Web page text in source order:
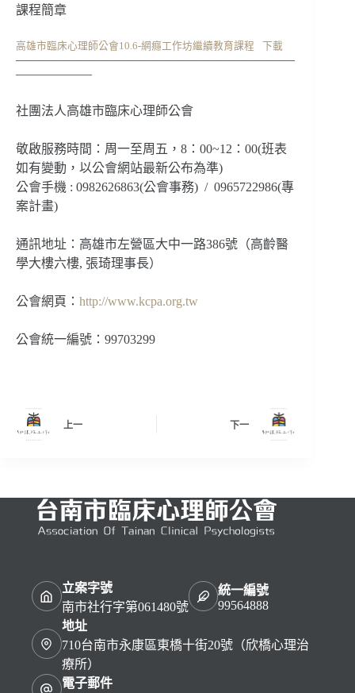
課程簡章
高雄市臨床心理師公會10.6-網癮工作坊繼續教育課程 下載
——————————————————————
——————
社團法人高雄市臨床心理師公會
敬啟服務時間：周一至周五，8：00~12：00(班表
如有變動，以公會網站最新公布為準)
公會手機 : 0982626863(公會事務) / 0965722986(專
案計畫)
通訊地址：高雄市左營區大中一路386號（高齡醫
學大樓六樓, 張琦理事長）
公會網頁： http://www.kcpa.org.tw
公會統一編號：99703299
上一 下一
立案字號
南市社行字第061480號
統一編號
99564888
地址
710台南市永康區東橋十街20號（欣橋心理治
療所）
電子郵件